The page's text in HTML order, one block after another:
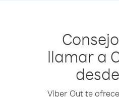
llamar a
Viber Out te